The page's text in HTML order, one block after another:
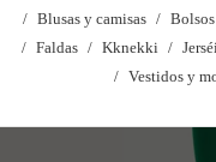
Blusas y camisas
Bolsos
Faldas
Kknekki
Vestidos y